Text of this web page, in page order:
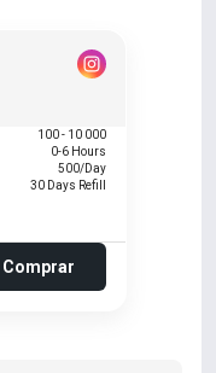
100 - 10 000
0-6 Hours
500/Day
30 Days Refill
Comprar